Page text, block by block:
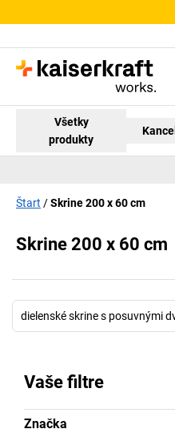
Všetky
produkty
Štart Skrine 200 x 60 cm
Skrine 200 x 60 cm
dielenské skrine s posuvnými
Vaše filtre
Značka